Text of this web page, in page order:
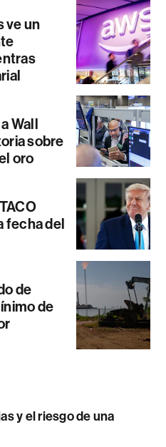
ve un
Wall
sobre
oro
fecha del
de
de
y el riesgo de una